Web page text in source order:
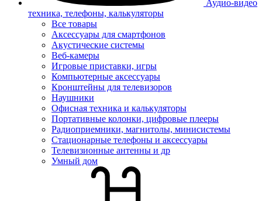
Аудио-видео
техника, телефоны, калькуляторы
Все товары
Аксессуары для смартфонов
Акустические системы
Веб-камеры
Игровые приставки, игры
Компьютерные аксессуары
Кронштейны для телевизоров
Наушники
Офисная техника и калькуляторы
Портативные колонки, цифровые плееры
Радиоприемники, магнитолы, минисистемы
Стационарные телефоны и аксессуары
Телевизионные антенны и др
Умный дом